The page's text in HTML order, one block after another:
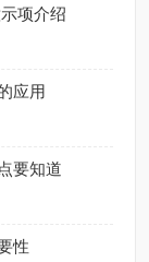
项介绍
应用
要知道
性